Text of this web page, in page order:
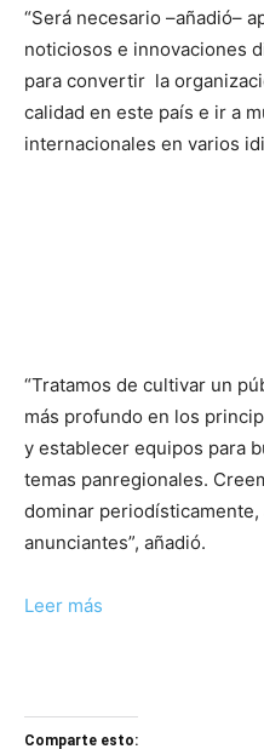
“Será necesario –añadió–
noticiosos e innovaciones
para convertir la
calidad en este país e ir a
internacionales en varios
“Tratamos de cultivar un
más profundo en los
y establecer equipos para
temas panregionales.
dominar
anunciantes”, añadió.
Leer más
Comparte esto: